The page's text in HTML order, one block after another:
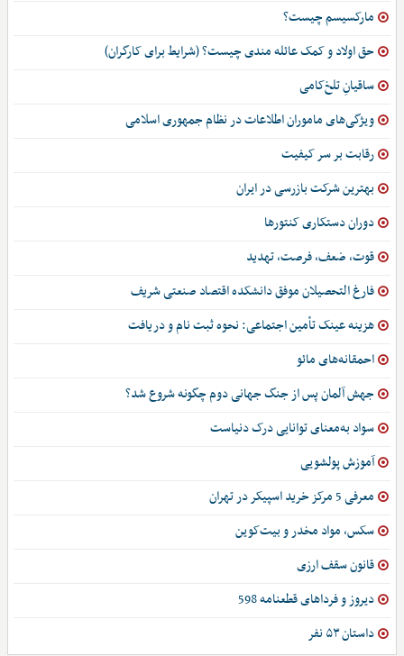
مارکسیسم چیست؟
حق اولاد و کمک عائله مندی چیست؟ (شرایط برای کارگران)
ساقیانِ تلخ‌کامی
ویژگی‌های ماموران اطلاعات در نظام جمهوری اسلامی
رقابت بر سر کیفیت
بهترین شرکت بازرسی در ایران
دوران دستکاری کنتورها
قوت، ضعف، فرصت، تهدید
فارغ التحصیلان موفق دانشکده اقتصاد صنعتی شریف
هزینه عینک تأمین اجتماعی: نحوه ثبت نام و دریافت
احمقانه‌های مائو
جهش آلمان پس از جنگ جهانی دوم چگونه شروع شد؟
سواد به‌معنای توانایی درک دنیاست
آموزش پولشویی
معرفی 5 مرکز خرید اسپیکر در تهران
سکس، مواد مخدر و بیت‌کوین
قانون سقف ارزی
دیروز و فرداهای قطعنامه 598
داستان ۵۳ نفر